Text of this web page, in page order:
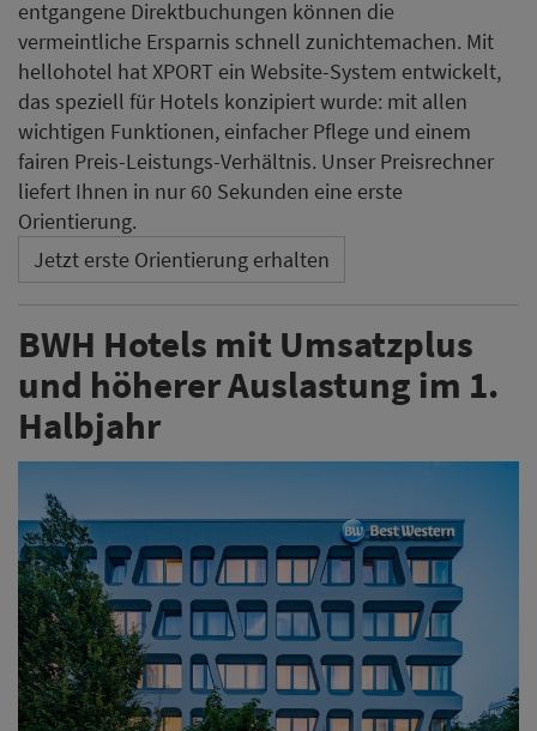
entgangene Direktbuchungen können die
vermeintliche Ersparnis schnell zunichtemachen. Mit
hellohotel hat XPORT ein Website-System entwickelt,
das speziell für Hotels konzipiert wurde: mit allen
wichtigen Funktionen, einfacher Pflege und einem
fairen Preis-Leistungs-Verhältnis. Unser Preisrechner
liefert Ihnen in nur 60 Sekunden eine erste
Orientierung.
Jetzt erste Orientierung erhalten
BWH Hotels mit Umsatzplus
und höherer Auslastung im 1.
Halbjahr